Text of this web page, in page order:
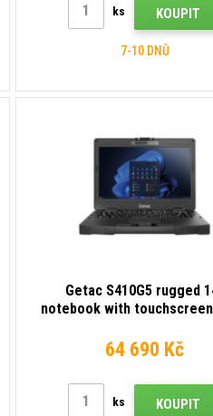
ks KOUPIT
7-10 DNŮ
Getac S410G5 rugged
notebook with
SSD, Windows 11 Pro, MIL-
810H, IP53, Wi-Fi 6E,
bright 1000 cd display,
backlight keyboard.
64 690 Kč
ks KOUPIT